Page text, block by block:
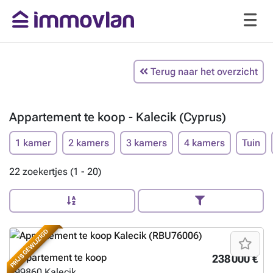
Terug naar het overzicht
Appartement te koop - Kalecik (Cyprus)
1 kamer 2 kamers 3 kamers 4 kamers Tuin
22 zoekertjes (1 - 20)
PRIJS GEWIJZIGD 238 000 €
Appartement te koop